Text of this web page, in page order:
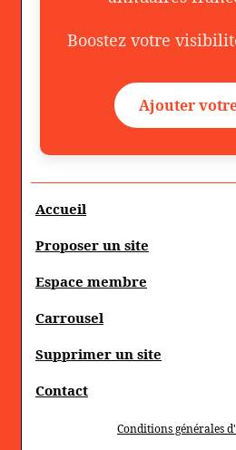
Boostez votre
Ajouter
Accueil
Proposer un site
Espace membre
Carrousel
Supprimer un site
Contact
Conditions générales